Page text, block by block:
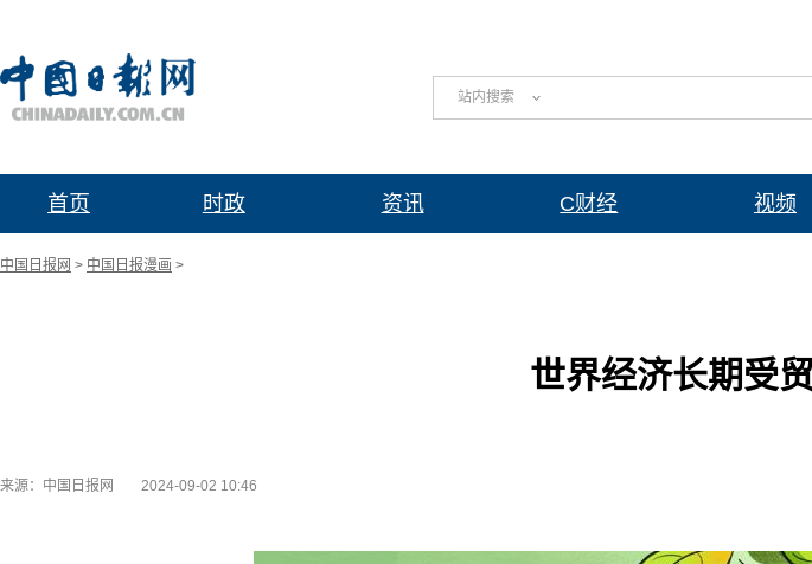
站内搜索
首页 时政 资讯 C财经 视频
中国日报网 > 中国日报漫画 >
世界经济长期受
来源：中国日报网 2024-09-02 10:46